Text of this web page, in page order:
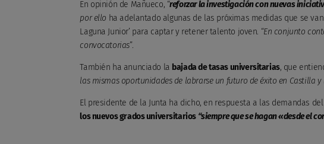
En opinión de Mañueco, “reforzar la investigación con nuevas
por ello ha adelantado algunas de las próximas medidas que se
Laguna Junior’ para captar y retener talento joven. “En conjunto
convocatorias”.
También ha anunciado la bajada de tasas universitarias, que
las mismas oportunidades de labrarse un futuro de éxito en Castilla
El presidente de la Junta ha dicho, en respuesta a las demandas del
los nuevos grados universitarios “siempre que se hagan «desde el